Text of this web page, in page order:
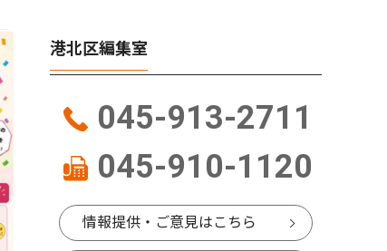
港北区編集室
045-913-2711
045-910-1120
情報提供・ご意見はこちら